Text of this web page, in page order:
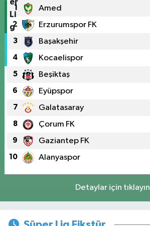
1 Amed
2 Erzurumspor FK
3 Başakşehir
4 Kocaelispor
5 Beşiktaş
6 Eyüpspor
7 Galatasaray
8 Çorum FK
9 Gaziantep FK
10 Alanyaspor
Detaylar için tıklayın